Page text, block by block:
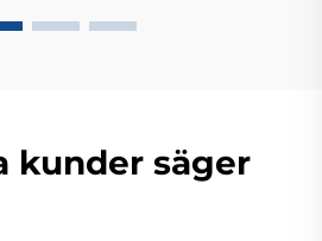
kunder säger